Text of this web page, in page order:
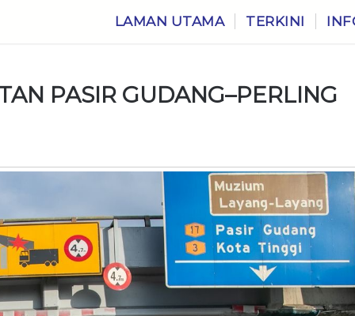
LAMAN UTAMA TERKINI
PASIR GUDANG–PERLING